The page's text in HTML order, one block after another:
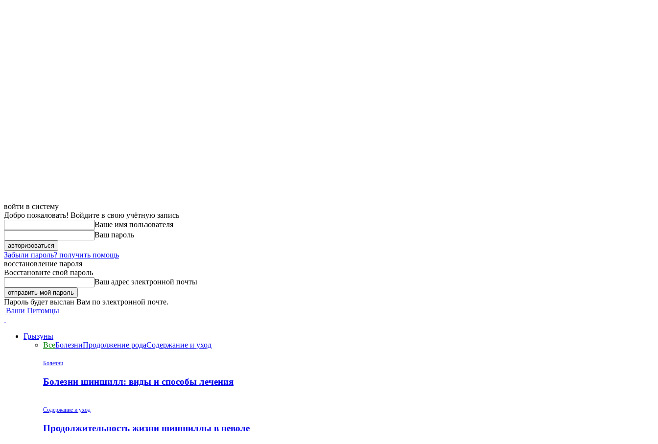
войти в систему
Добро пожаловать! Войдите в свою учётную запись
Ваше имя пользователя
Ваш пароль
Забыли пароль? получить помощь
восстановление пароля
Восстановите свой пароль
Ваш адрес электронной почты
Пароль будет выслан Вам по электронной почте.
Ваши Питомцы
Грызуны
ВсеБолезниПродолжение родаСодержание и уход
Болезни
Болезни шиншилл: виды и способы лечения
Содержание и уход
Продолжительность жизни шиншиллы в неволе